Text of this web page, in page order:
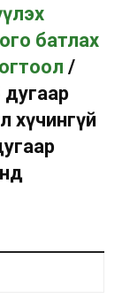
батлах
/
хүчингүй